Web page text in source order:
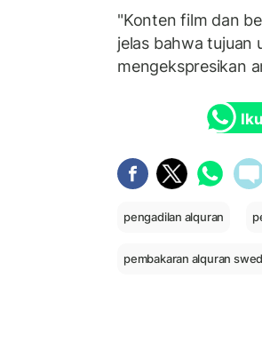
"Konten film dan
jelas bahwa tujuan
mengekspresikan
pengadilan alquran
pembakaran alquran